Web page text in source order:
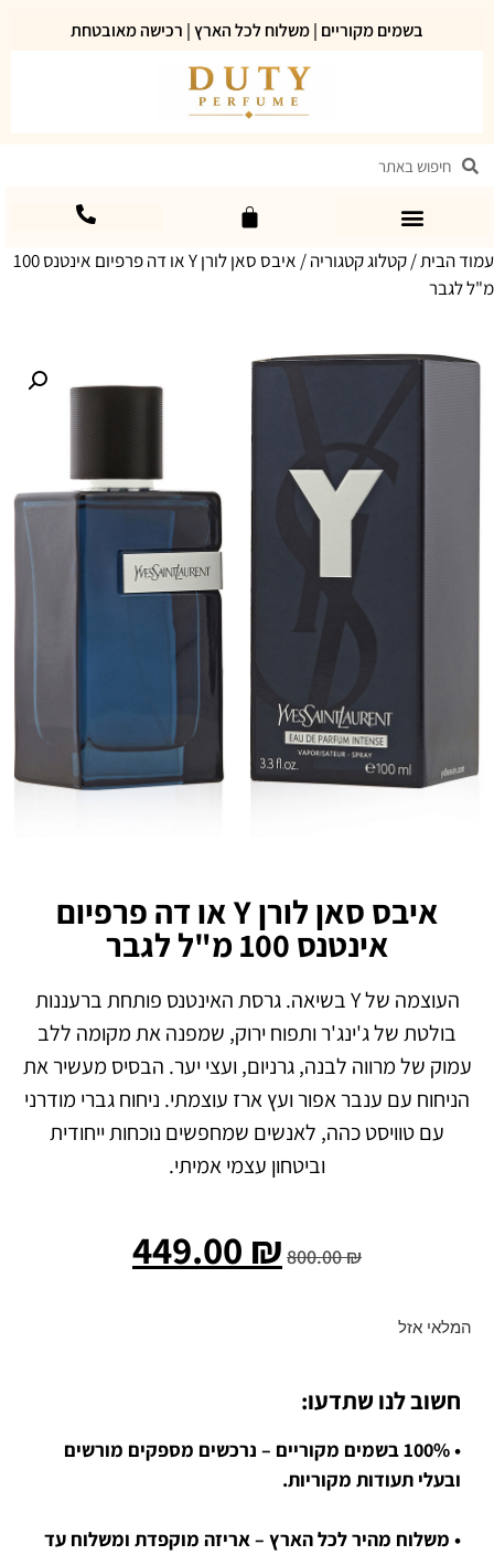
בשמים מקוריים | משלוח לכל הארץ | רכישה מאובטחת
עמוד הבית/קטלוג קטגוריה
/ איבס סאן לורן Y או דה פרפיום אינטנס 100
מ"ל לגבר
איבס סאן לורן Y או דה פרפיום
אינטנס 100 מ"ל לגבר
העוצמה של Y בשיאה. גרסת האינטנס פותחת ברעננות
בולטת של ג'ינג'ר ותפוח ירוק, שמפנה את מקומה ללב
עמוק של מרווה לבנה, גרניום, ועצי יער. הבסיס מעשיר את
הניחוח עם ענבר אפור ועץ ארז עוצמתי. ניחוח גברי מודרני
עם טוויסט כהה, לאנשים שמחפשים נוכחות ייחודית
וביטחון עצמי אמיתי.
800.00₪
449.00 ₪
המלאי אזל
חשוב לנו שתדעו:
• 100% בשמים מקוריים – נרכשים מספקים מורשים
ובעלי תעודות מקוריות.
• משלוח מהיר לכל הארץ – אריזה מוקפדת ומשלוח עד